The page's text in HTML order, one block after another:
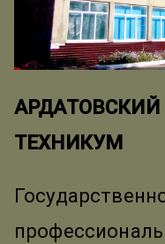
ТЕХНИКУМ